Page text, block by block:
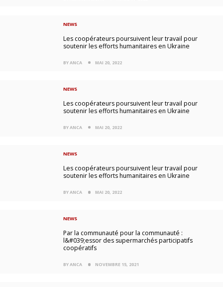
NEWS
Les coopérateurs poursuivent leur travail pour
soutenir les efforts humanitaires en Ukraine
BY ANCA MAI 20, 2022
NEWS
Les coopérateurs poursuivent leur travail pour
soutenir les efforts humanitaires en Ukraine
BY ANCA MAI 20, 2022
NEWS
Les coopérateurs poursuivent leur travail pour
soutenir les efforts humanitaires en Ukraine
BY ANCA MAI 20, 2022
NEWS
Par la communauté pour la communauté :
l&#039;essor des supermarchés participatifs
coopératifs
BY ANCA NOVEMBRE 15, 2021